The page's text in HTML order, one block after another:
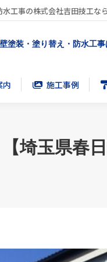
工事の株式会社吉田技工
塗装・塗り替え・防水工
内 施工事例
【埼玉県春
内 施工事例